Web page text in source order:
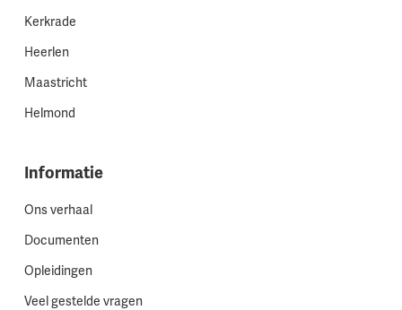
Kerkrade
Heerlen
Maastricht
Helmond
Informatie
Ons verhaal
Documenten
Opleidingen
Veel gestelde vragen